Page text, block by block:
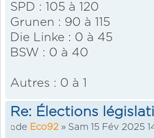
SPD : 105 à 120
Grunen : 90 à 115
Die Linke : 0 à 45
BSW : 0 à 40
Autres : 0 à 1
Re: Élections
de Eco92 » Sam 15 Fév 2025